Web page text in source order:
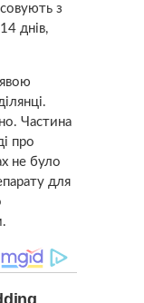
з
днів,
Частина
про
не було
для